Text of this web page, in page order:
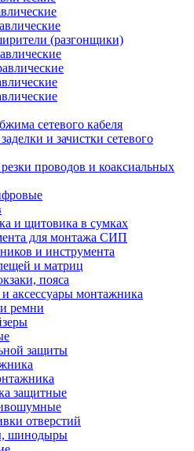
(разгонщики)
сетевого кабеля
и зачистки сетевого
проводов и коаксиальных
и щитовика в сумках
для монтажа СИП
и инструмента
и матриц
пояса
аксессуары монтажника
ремни
защиты
защитные
отверстий
шинодыры